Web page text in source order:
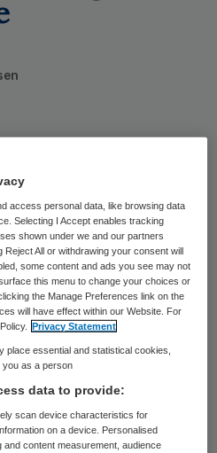
ingang van 1 januari
raad van
Revalidatie.
bestaat uit
Revalidatie,
Stichting Jan van
De Hoogstraat
specialistisch
access personal data, like browsing data
Selecting I Accept enables tracking
shown under we and our partners
All or withdrawing your consent will
some content and ads you see may not
this menu to change your choices or
the Manage Preferences link on the
will have effect within our Website. For
Privacy Statement
place essential and statistical cookies,
you as a person
data to provide:
scan device characteristics for
on a device. Personalised
content measurement, audience